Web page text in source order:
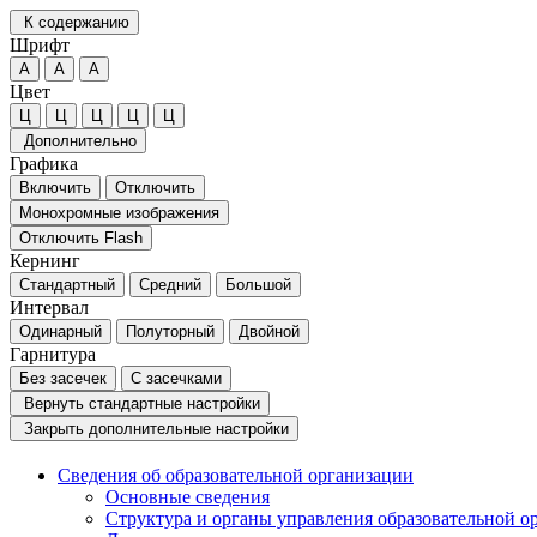
К содержанию
Шрифт
А А А
Цвет
Ц Ц Ц Ц
Ц
Дополнительно
Графика
Включить
Отключить
Монохромные изображения
Отключить Flash
Кернинг
Стандартный Средний Большой
Интервал
Одинарный Полуторный Двойной
Гарнитура
Без засечек
С засечками
Вернуть стандартные настройки
Закрыть дополнительные настройки
Сведения об образовательной организации
Основные сведения
Структура и органы управления образовательной